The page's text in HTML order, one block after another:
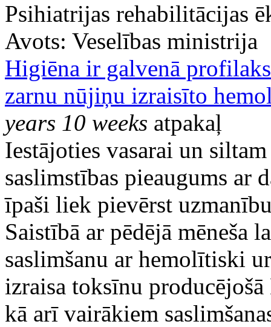
Psihiatrijas rehabilitācijas
Avots: Veselības ministrija
Higiēna ir galvenā
zarnu nūjiņu izraisīto
years 10 weeks atpakaļ
Iestājoties vasarai un
saslimstības pieaugums ar
īpaši liek pievērst
Saistībā ar pēdējā mēneša
saslimšanu ar hemolītiski
izraisa toksīnu
kā arī vairākiem